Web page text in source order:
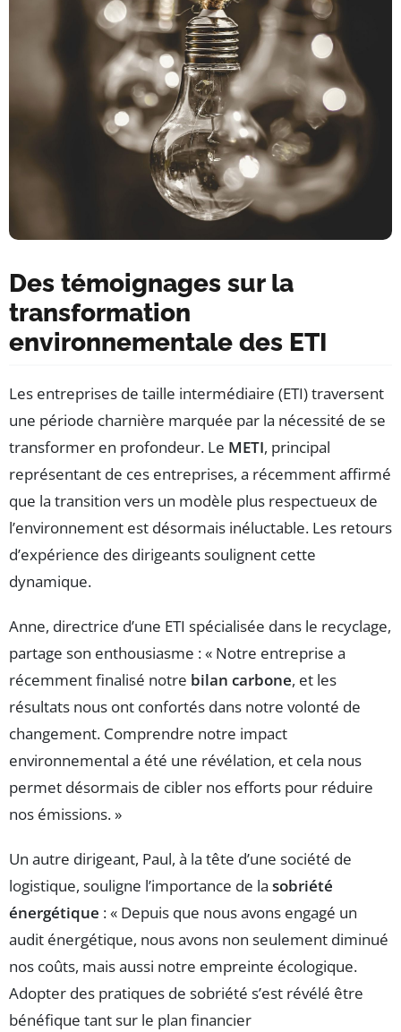
Des témoignages sur la
transformation
environnementale des ETI
Les entreprises de taille intermédiaire (ETI) traversent
une période charnière marquée par la nécessité de se
transformer en profondeur. Le METI, principal
représentant de ces entreprises, a récemment affirmé
que la transition vers un modèle plus respectueux de
l’environnement est désormais inéluctable. Les retours
d’expérience des dirigeants soulignent cette
dynamique.
Anne, directrice d’une ETI spécialisée dans le recyclage,
partage son enthousiasme : « Notre entreprise a
récemment finalisé notre bilan carbone, et les
résultats nous ont confortés dans notre volonté de
changement. Comprendre notre impact
environnemental a été une révélation, et cela nous
permet désormais de cibler nos efforts pour réduire
nos émissions. »
Un autre dirigeant, Paul, à la tête d’une société de
logistique, souligne l’importance de la sobriété
énergétique : « Depuis que nous avons engagé un
audit énergétique, nous avons non seulement diminué
nos coûts, mais aussi notre empreinte écologique.
Adopter des pratiques de sobriété s’est révélé être
bénéfique tant sur le plan financier